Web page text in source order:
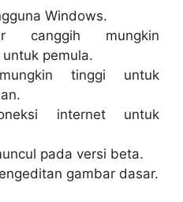
Windows.
canggih mungkin
pemula.
tinggi untuk
internet untuk
pada versi beta.
gambar dasar.